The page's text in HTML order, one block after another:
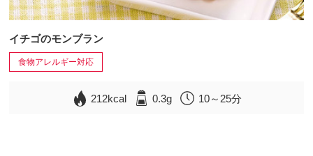
イチゴのモンブラン
食物アレルギー対応
212kcal 0.3g 10～25分